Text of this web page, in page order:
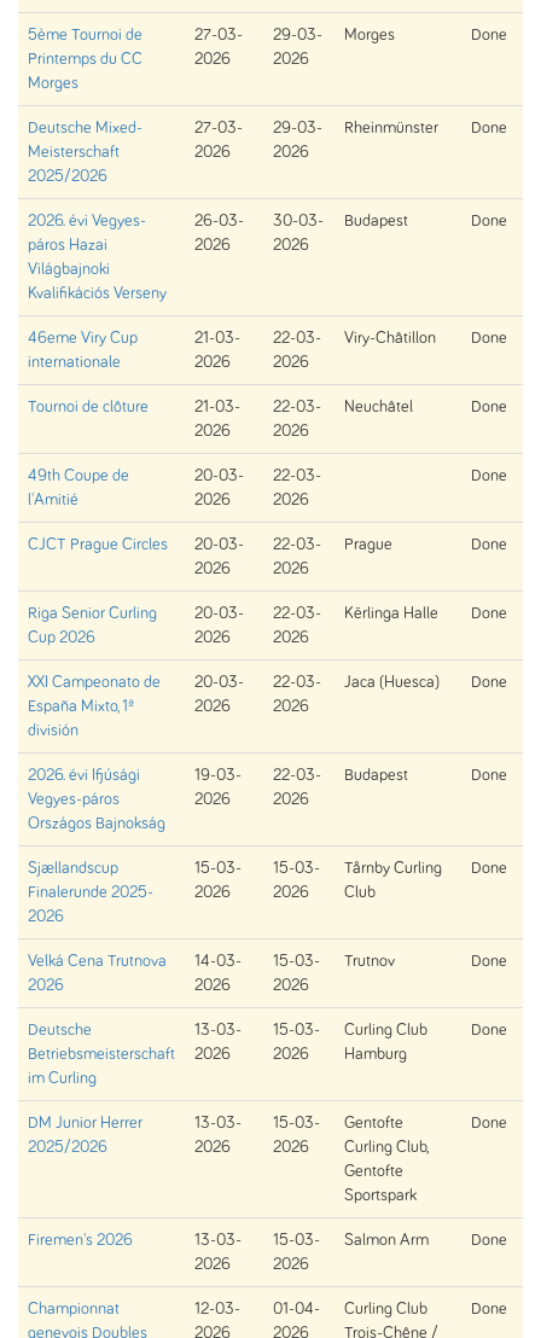
5ème Tournoi de
Printemps du CC
Morges
27-03-
2026
29-03-
2026
Morges Done
Deutsche Mixed-
Meisterschaft
2025/2026
27-03-
2026
29-03-
2026
Rheinmünster Done
2026. évi Vegyes-
páros Hazai
Világbajnoki
Kvalifikációs Verseny
26-03-
2026
30-03-
2026
Budapest Done
46eme Viry Cup
internationale
21-03-
2026
22-03-
2026
Viry-Châtillon Done
Tournoi de clôture
21-03-
2026
22-03-
2026
Neuchâtel Done
49th Coupe de
l'Amitié
20-03-
2026
22-03-
2026
Done
CJCT Prague Circles
20-03-
2026
22-03-
2026
Prague Done
Riga Senior Curling
Cup 2026
20-03-
2026
22-03-
2026
Kērlinga Halle Done
XXI Campeonato de
España Mixto, 1ª
división
20-03-
2026
22-03-
2026
Jaca (Huesca) Done
2026. évi Ifjúsági
Vegyes-páros
Országos Bajnokság
19-03-
2026
22-03-
2026
Budapest Done
Sjællandscup
Finalerunde 2025-
2026
15-03-
2026
15-03-
2026
Tårnby Curling
Club
Done
Velká Cena Trutnova
2026
14-03-
2026
15-03-
2026
Trutnov Done
Deutsche
Betriebsmeisterschaft
im Curling
13-03-
2026
15-03-
2026
Curling Club
Hamburg
Done
DM Junior Herrer
2025/2026
13-03-
2026
15-03-
2026
Gentofte
Curling Club,
Gentofte
Sportspark
Done
Firemen's 2026
13-03-
2026
15-03-
2026
Salmon Arm Done
Championnat
genevois Doubles
12-03-
2026
01-04-
2026
Curling Club
Trois-Chêne /
Done